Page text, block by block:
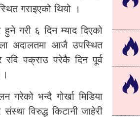
गराइएको थियो ।
गरी ६ दिन म्याद दिएको
अदालतमा आजै उपस्थित
पक्राउ परेकै दिन पूर्व
गरेको भन्दै गोर्खा मिडिया
विरुद्ध किटानी जाहेरी